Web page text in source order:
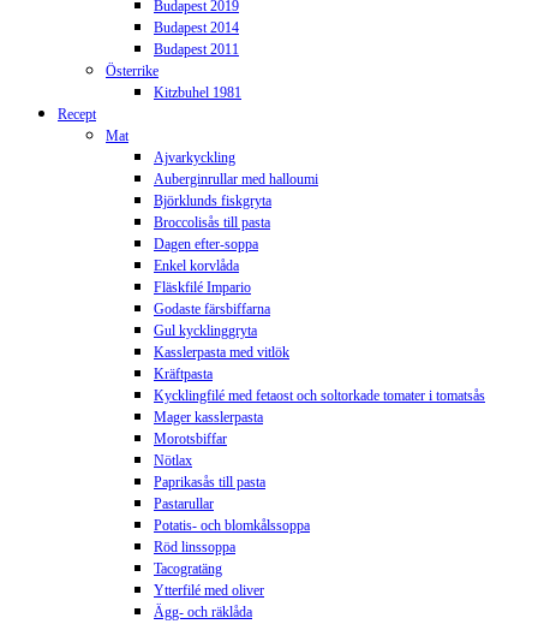
Budapest 2019
Budapest 2014
Budapest 2011
Österrike
Kitzbuhel 1981
Recept
Mat
Ajvarkyckling
Auberginrullar med halloumi
Björklunds fiskgryta
Broccolisås till pasta
Dagen efter-soppa
Enkel korvlåda
Fläskfilé Impario
Godaste färsbiffarna
Gul kycklinggryta
Kasslerpasta med vitlök
Kräftpasta
Kycklingfilé med fetaost och soltorkade tomater i tomatsås
Mager kasslerpasta
Morotsbiffar
Nötlax
Paprikasås till pasta
Pastarullar
Potatis- och blomkålssoppa
Röd linssoppa
Tacogratäng
Ytterfilé med oliver
Ägg- och räklåda